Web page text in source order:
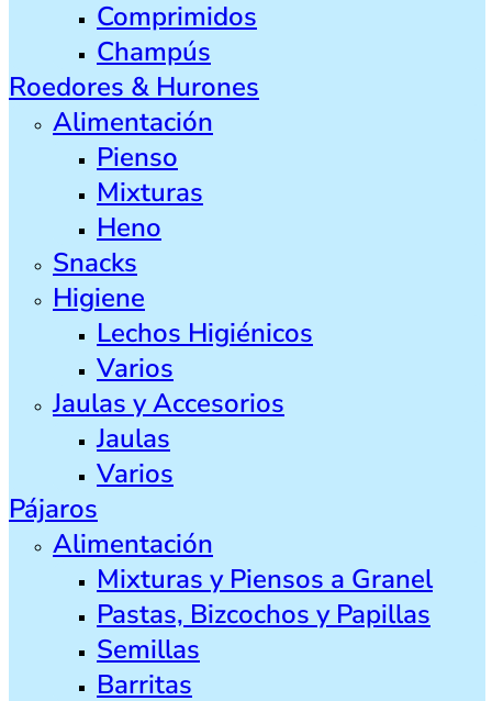
Comprimidos
Champús
Roedores & Hurones
Alimentación
Pienso
Mixturas
Heno
Snacks
Higiene
Lechos Higiénicos
Varios
Jaulas y Accesorios
Jaulas
Varios
Pájaros
Alimentación
Mixturas y Piensos a Granel
Pastas, Bizcochos y Papillas
Semillas
Barritas